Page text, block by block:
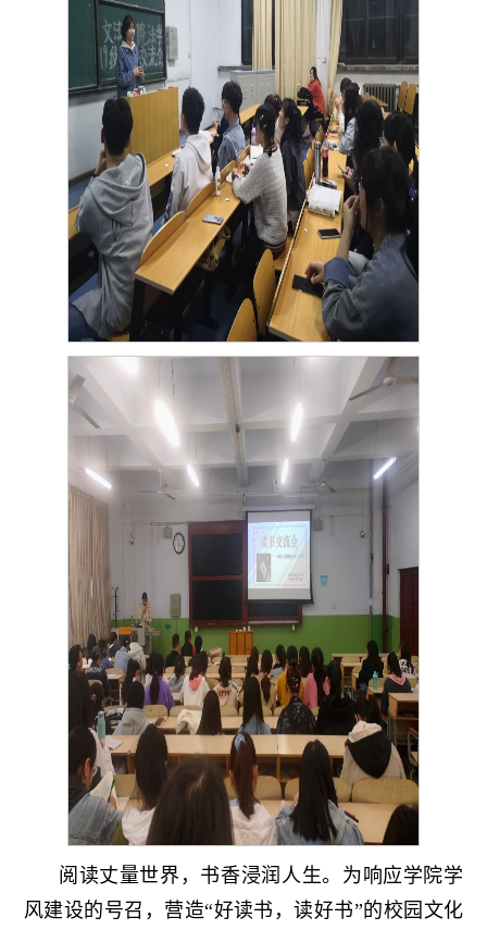
阅读丈量世界，书香浸润人生。为响应学院学
风建设的号召，营造“好读书，读好书”的校园文化